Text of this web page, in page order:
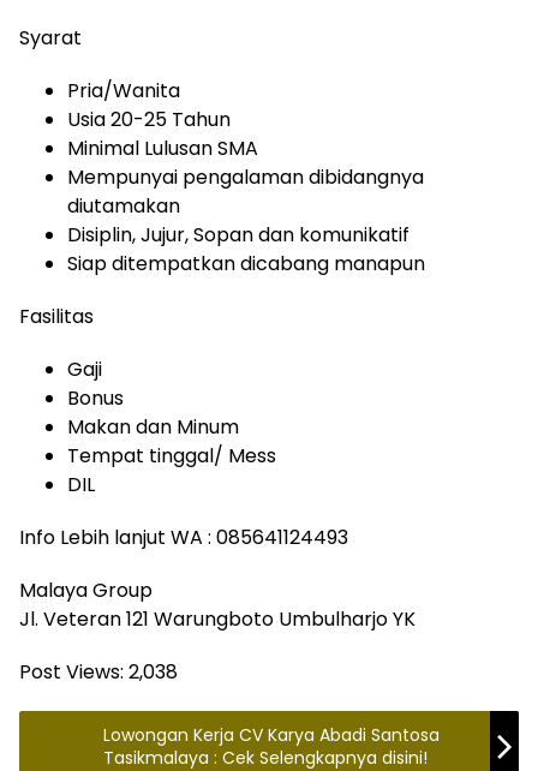
Syarat
Pria/Wanita
Usia 20-25 Tahun
Minimal Lulusan SMA
Mempunyai pengalaman dibidangnya
diutamakan
Disiplin, Jujur, Sopan dan komunikatif
Siap ditempatkan dicabang manapun
Fasilitas
Gaji
Bonus
Makan dan Minum
Tempat tinggal/ Mess
DIL
Info Lebih lanjut WA : 085641124493
Malaya Group
Jl. Veteran 121 Warungboto Umbulharjo YK
Post Views: 2,038
Lowongan Kerja CV Karya Abadi Santosa
Tasikmalaya : Cek Selengkapnya disini!